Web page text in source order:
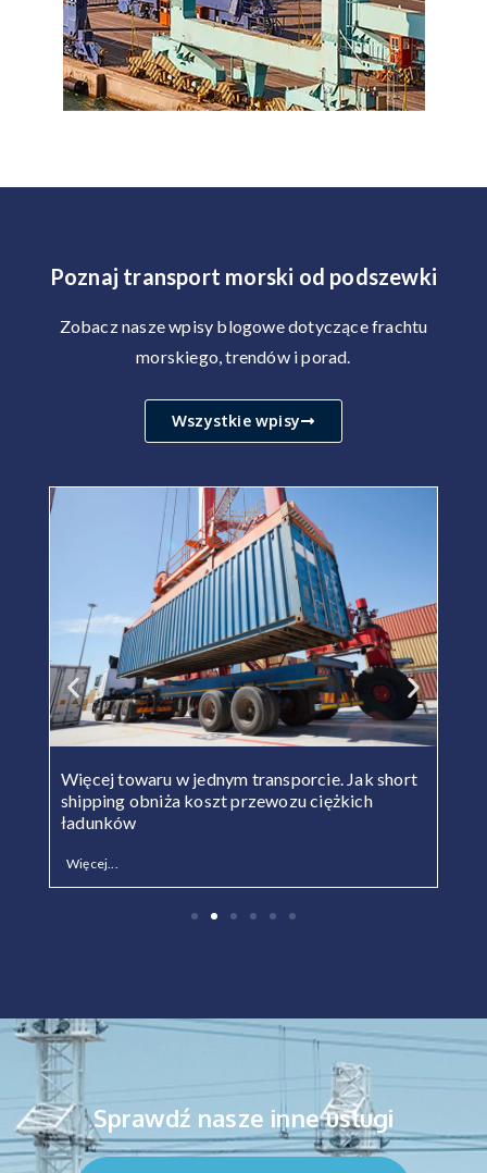
Poznaj transport morski od podszewki
Zobacz nasze wpisy blogowe dotyczące frachtu
morskiego, trendów i porad.
Wszystkie wpisy
Więcej towaru w jednym transporcie. Jak short
shipping obniża koszt przewozu ciężkich
ładunków
Więcej...
Sprawdź nasze inne usługi